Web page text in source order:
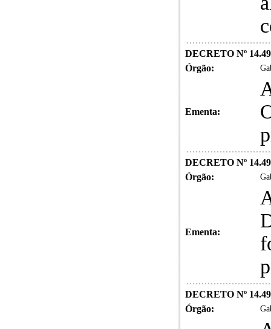
DECRETO Nº
Órgão:
Ementa:
DECRETO Nº
Órgão:
Ementa:
DECRETO Nº
Órgão: